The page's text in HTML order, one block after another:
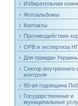
Избирательная
Фотоальбомы
Контакты
Противодействие
ОРВ и экспертиза
Для граждан Украины
Сектор внутреннего
контроля
80-ая годовщина
Государственные и
муниципальные